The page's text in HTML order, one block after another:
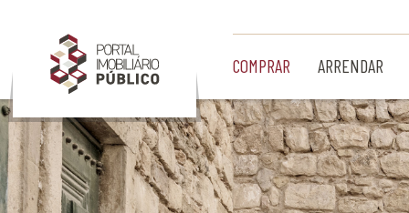
COMPRAR ARRENDAR